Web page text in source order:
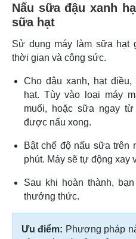
Nấu sữa đậu xanh
sữa hạt
Sử dụng máy làm sữa hạt
thời gian và công sức.
Cho đậu xanh, hạt
hạt. Tùy vào loại máy
muối, hoặc sữa ngay
được nấu xong.
Bật chế độ nấu sữa trên
phút. Máy sẽ tự động xay
Sau khi hoàn thành,
thưởng thức.
Ưu điểm: Phương pháp